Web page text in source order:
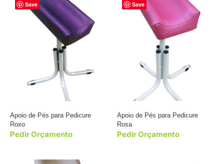
Save
Apoio de Pés para Pedicure
Roxo
Pedir Orçamento
Save
Apoio de Pés para Pedicure
Rosa
Pedir Orçamento